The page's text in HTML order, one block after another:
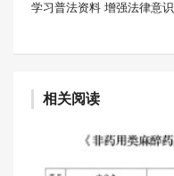
学习普法资料 增强法律意识
相关阅读